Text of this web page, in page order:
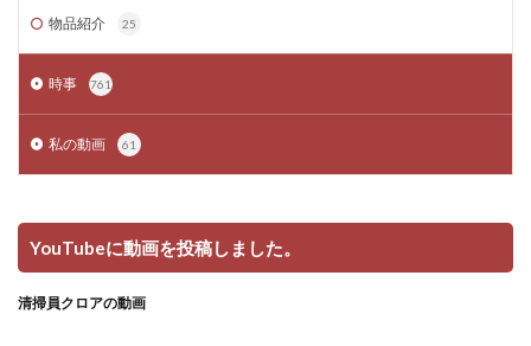
物品紹介 25
時事 761
私の動画 61
YouTubeに動画を投稿しました。
清掃員クロアの動画